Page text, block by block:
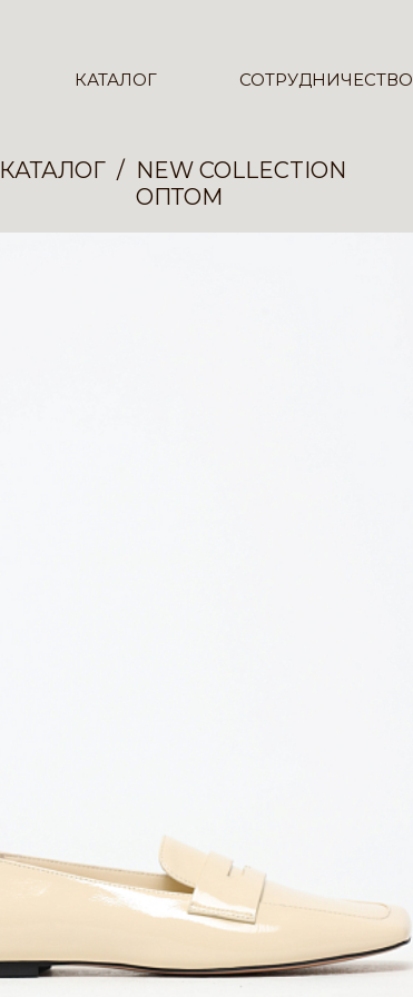
КАТАЛОГ СОТРУДНИЧЕСТВО
КАТАЛОГ
NEW COLLECTION
ОПТОМ